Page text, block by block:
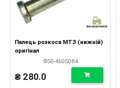
Палець розкоса МТЗ (нижній)
оригінал
Ф50-4605084
₴ 280.0